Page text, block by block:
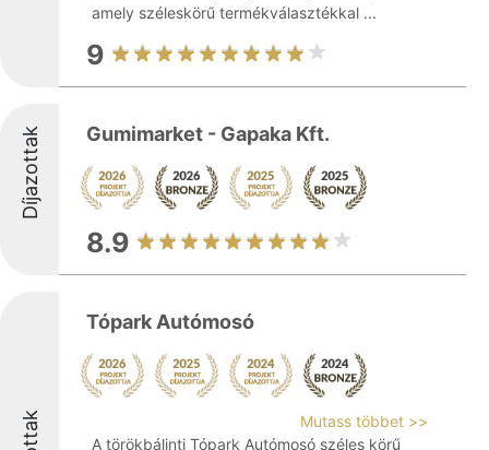
amely széleskörű termékválasztékkal ...
9
Díjazottak Gumimarket - Gapaka Kft.
8.9
Tópark Autómosó
Mutass többet >>
A törökbálinti Tópark Autómosó széles körű